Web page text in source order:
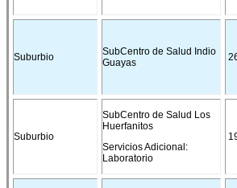
Suburbio
SubCentro de Salud Indio
Guayas
Suburbio
SubCentro de Salud Los
Huerfanitos
Servicios Adicional:
Laboratorio